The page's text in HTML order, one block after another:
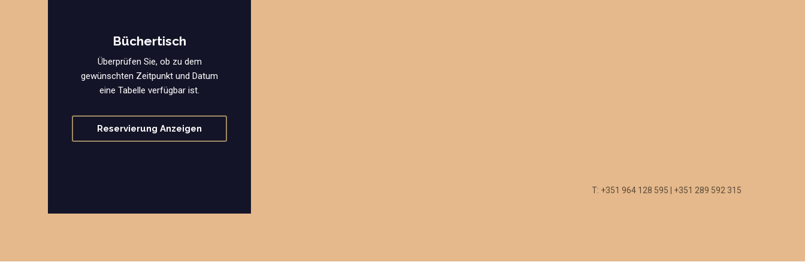
Büchertisch
Überprüfen Sie, ob zu dem
gewünschten Zeitpunkt und Datum
eine Tabelle verfügbar ist.
Reservierung Anzeigen
T: +351 964 128 595 | +351 289 592 315